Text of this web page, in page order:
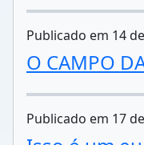
Publicado em 14
O CAMPO
Publicado em 17